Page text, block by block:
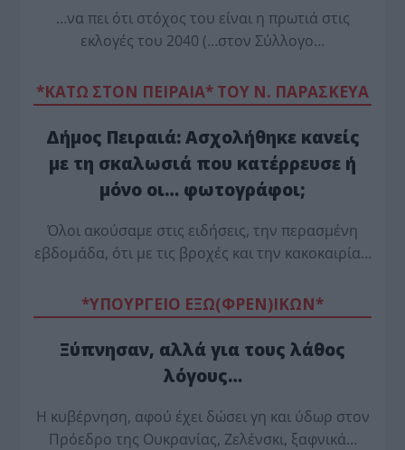
…να πει ότι στόχος του είναι η πρωτιά στις
εκλογές του 2040 (…στον Σύλλογο…
*ΚΑΤΩ ΣΤΟΝ ΠΕΙΡΑΙΑ* ΤΟΥ Ν. ΠΑΡΑΣΚΕΥΑ
Δήμος Πειραιά: Ασχολήθηκε κανείς
με τη σκαλωσιά που κατέρρευσε ή
μόνο οι… φωτογράφοι;
Όλοι ακούσαμε στις ειδήσεις, την περασμένη
εβδομάδα, ότι με τις βροχές και την κακοκαιρία…
*ΥΠΟΥΡΓΕΙΟ ΕΞΩ(ΦΡΕΝ)ΙΚΩΝ*
Ξύπνησαν, αλλά για τους λάθος
λόγους…
Η κυβέρνηση, αφού έχει δώσει γη και ύδωρ στον
Πρόεδρο της Ουκρανίας, Ζελένσκι, ξαφνικά…